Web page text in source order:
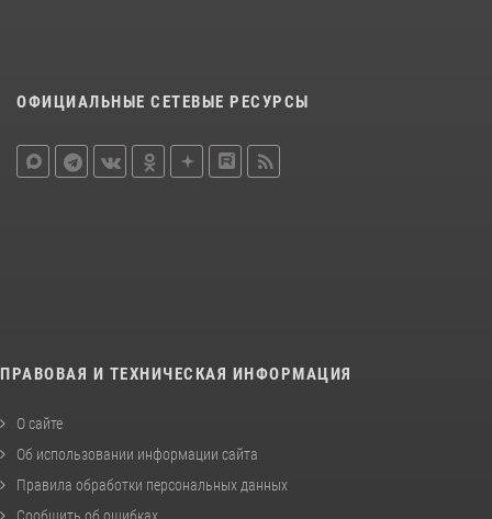
ОФИЦИАЛЬНЫЕ СЕТЕВЫЕ РЕСУРСЫ
ПРАВОВАЯ И ТЕХНИЧЕСКАЯ ИНФОРМАЦИЯ
О сайте
Об использовании информации сайта
Правила обработки персональных данных